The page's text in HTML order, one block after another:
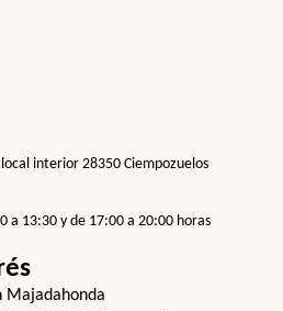
interior 28350 Ciempozuelos
a 13:30 y de 17:00 a 20:00 horas
Majadahonda